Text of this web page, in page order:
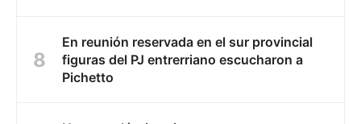
En reunión reservada en el sur provincial
figuras del PJ entrerriano escucharon a
Pichetto